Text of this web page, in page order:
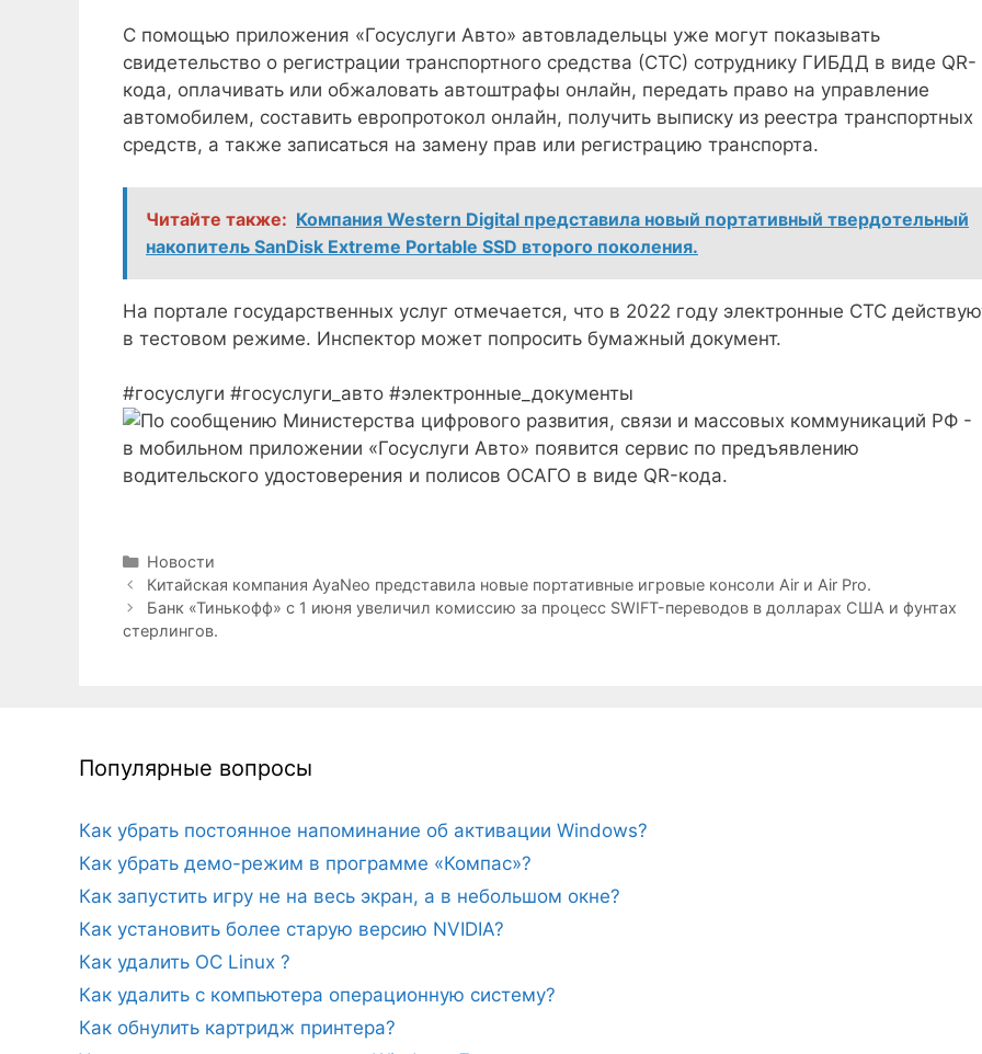
С помощью приложения «Госуслуги Авто» автовладельцы уже могут показывать
свидетельство о регистрации транспортного средства (СТС) сотруднику ГИБДД в виде QR-
кода, оплачивать или обжаловать автоштрафы онлайн, передать право на управление
автомобилем, составить европротокол онлайн, получить выписку из реестра транспортных
средств, а также записаться на замену прав или регистрацию транспорта.
Читайте также: Компания Western Digital представила новый портативный твердотельный
накопитель SanDisk Extreme Portable SSD второго поколения.
На портале государственных услуг отмечается, что в 2022 году электронные СТС
в тестовом режиме. Инспектор может попросить бумажный документ.
#госуслуги #госуслуги_авто #электронные_документы
Рубрики
Новости
Китайская компания AyaNeo представила новые портативные игровые консоли Air и Air Pro.
Банк «Тинькофф» с 1 июня увеличил комиссию за процесс SWIFT-переводов в долларах США и фунтах
стерлингов.
Популярные вопросы
Как убрать постоянное напоминание об активации Windows?
Как убрать демо-режим в программе «Компас»?
Как запустить игру не на весь экран, а в небольшом окне?
Как установить более старую версию NVIDIA?
Как удалить ОС Linux ?
Как удалить с компьютера операционную систему?
Как обнулить картридж принтера?